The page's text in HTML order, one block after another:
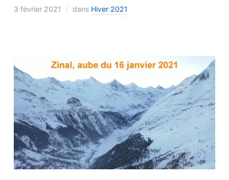
3 février 2021 dans Hiver 2021